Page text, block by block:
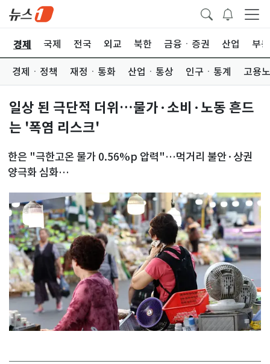
경제 국제 전국 외교 북한 금융ㆍ증권 산업 부
경제ㆍ정책 재정ㆍ통화 산업ㆍ통상 인구ㆍ통계 고용
일상 된 극단적 더위…물가·소비·노동 흔드
는 '폭염 리스크'
한은 "극한고온 물가 0.56%p 압력"…먹거리 불안·상권
양극화 심화
닌 상시 리스크